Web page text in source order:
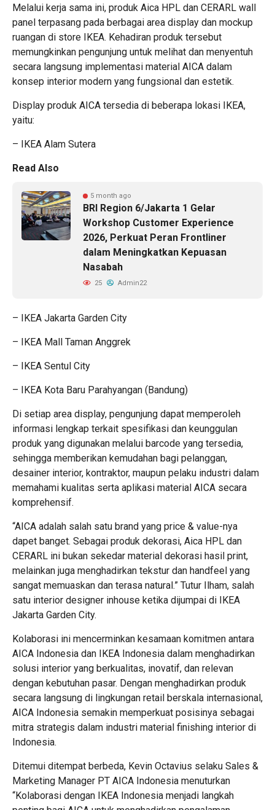
Melalui kerja sama ini, produk Aica HPL dan CERARL wall
panel terpasang pada berbagai area display dan mockup
ruangan di store IKEA. Kehadiran produk tersebut
memungkinkan pengunjung untuk melihat dan menyentuh
secara langsung implementasi material AICA dalam
konsep interior modern yang fungsional dan estetik.
Display produk AICA tersedia di beberapa lokasi IKEA,
yaitu:
– IKEA Alam Sutera
Read Also
5 month ago
BRI Region 6/Jakarta 1 Gelar
Workshop Customer Experience
2026, Perkuat Peran Frontliner
dalam Meningkatkan Kepuasan
Nasabah
25 Admin22
– IKEA Jakarta Garden City
– IKEA Mall Taman Anggrek
– IKEA Sentul City
– IKEA Kota Baru Parahyangan (Bandung)
Di setiap area display, pengunjung dapat memperoleh
informasi lengkap terkait spesifikasi dan keunggulan
produk yang digunakan melalui barcode yang tersedia,
sehingga memberikan kemudahan bagi pelanggan,
desainer interior, kontraktor, maupun pelaku industri dalam
memahami kualitas serta aplikasi material AICA secara
komprehensif.
“AICA adalah salah satu brand yang price & value-nya
dapet banget. Sebagai produk dekorasi, Aica HPL dan
CERARL ini bukan sekedar material dekorasi hasil print,
melainkan juga menghadirkan tekstur dan handfeel yang
sangat memuaskan dan terasa natural.” Tutur Ilham, salah
satu interior designer inhouse ketika dijumpai di IKEA
Jakarta Garden City.
Kolaborasi ini mencerminkan kesamaan komitmen antara
AICA Indonesia dan IKEA Indonesia dalam menghadirkan
solusi interior yang berkualitas, inovatif, dan relevan
dengan kebutuhan pasar. Dengan menghadirkan produk
secara langsung di lingkungan retail berskala internasional,
AICA Indonesia semakin memperkuat posisinya sebagai
mitra strategis dalam industri material finishing interior di
Indonesia.
Ditemui ditempat berbeda, Kevin Octavius selaku Sales &
Marketing Manager PT AICA Indonesia menuturkan
“Kolaborasi dengan IKEA Indonesia menjadi langkah